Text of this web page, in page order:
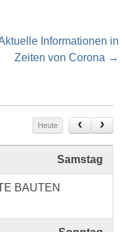
Informationen in
Zeiten von Corona →
Heute
Samstag
BAUTEN